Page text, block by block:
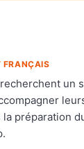
FRANÇAIS
un
la préparation